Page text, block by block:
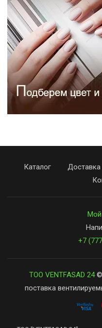
Каталог Доставка
Мой
+7
ТОО VENTFASAD 24©
поставка